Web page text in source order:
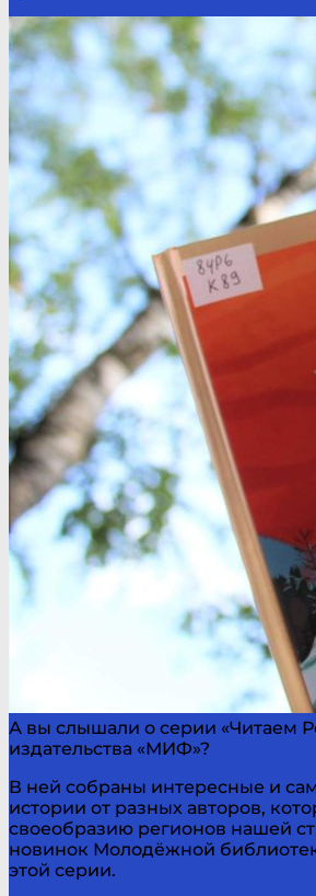
А вы слышали о серии «Читаем
издательства «МИФ»?
В ней собраны интересные и
истории от разных авторов,
своеобразию регионов нашей
новинок Молодёжной
этой серии.